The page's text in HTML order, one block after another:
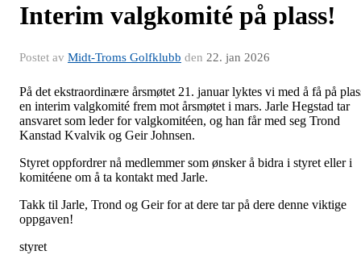
Interim valgkomité på plass!
Postet av Midt-Troms Golfklubb den 22. jan 2026
På det ekstraordinære årsmøtet 21. januar lyktes vi med å få på
en interim valgkomité frem mot årsmøtet i mars. Jarle Hegstad tar
ansvaret som leder for valgkomitéen, og han får med seg Trond
Kanstad Kvalvik og Geir Johnsen.
Styret oppfordrer nå medlemmer som ønsker å bidra i styret eller i
komitéene om å ta kontakt med Jarle.
Takk til Jarle, Trond og Geir for at dere tar på dere denne viktige
oppgaven!
styret